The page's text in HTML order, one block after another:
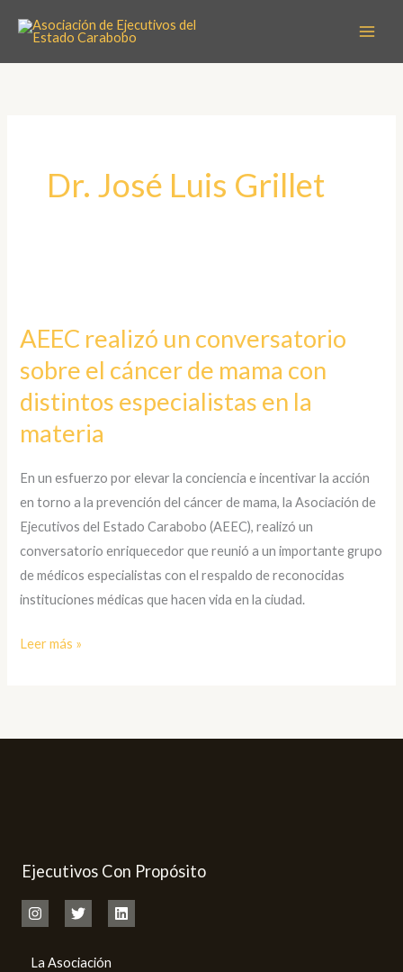
contenido
Dr. José Luis Grillet
AEEC realizó un conversatorio
sobre el cáncer de mama con
distintos especialistas en la
materia
En un esfuerzo por elevar la conciencia e incentivar la acción
en torno a la prevención del cáncer de mama, la Asociación de
Ejecutivos del Estado Carabobo (AEEC), realizó un
conversatorio enriquecedor que reunió a un importante grupo
de médicos especialistas con el respaldo de reconocidas
instituciones médicas que hacen vida en la ciudad.
un
conversatorio
el
cáncer
mama
con
distintos
especialistas
en
la
Leer más »
Ejecutivos Con Propósito
La Asociación